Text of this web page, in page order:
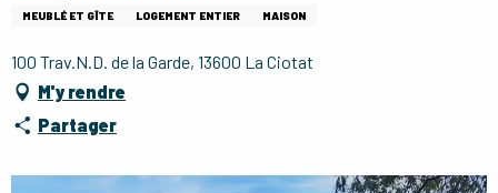
MEUBLÉ ET GÎTE LOGEMENT ENTIER MAISON
100 Trav.N.D. de la Garde, 13600 La Ciotat
M'y rendre
Partager